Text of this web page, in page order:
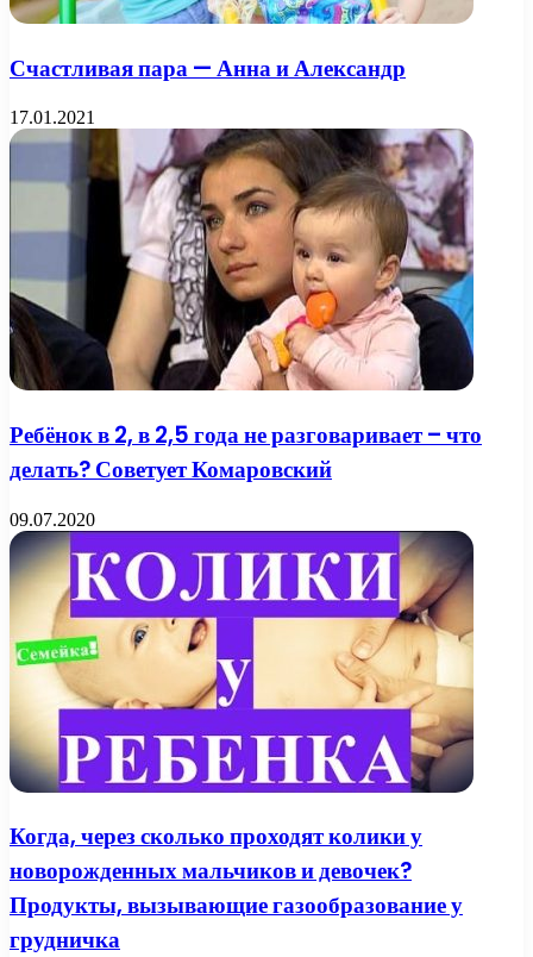
Счастливая пара — Анна и Александр
17.01.2021
Ребёнок в 2, в 2,5 года не разговаривает – что
делать? Советует Комаровский
09.07.2020
Когда, через сколько проходят колики у
новорожденных мальчиков и девочек?
Продукты, вызывающие газообразование у
грудничка